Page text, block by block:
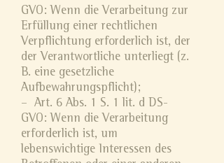
GVO: Wenn die Verarbeitung zur
Erfüllung einer rechtlichen
Verpflichtung erforderlich ist, der
der Verantwortliche unterliegt (z.
B. eine gesetzliche
Aufbewahrungspflicht);
– Art. 6 Abs. 1 S. 1 lit. d DS-
GVO: Wenn die Verarbeitung
erforderlich ist, um
lebenswichtige Interessen des